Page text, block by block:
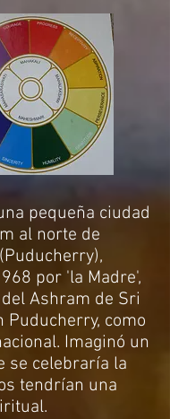
pequeña ciudad
al norte de
por 'la Madre',
Ashram de Sri
Puducherry, como
Imaginó un
se celebraría la
tendrían una